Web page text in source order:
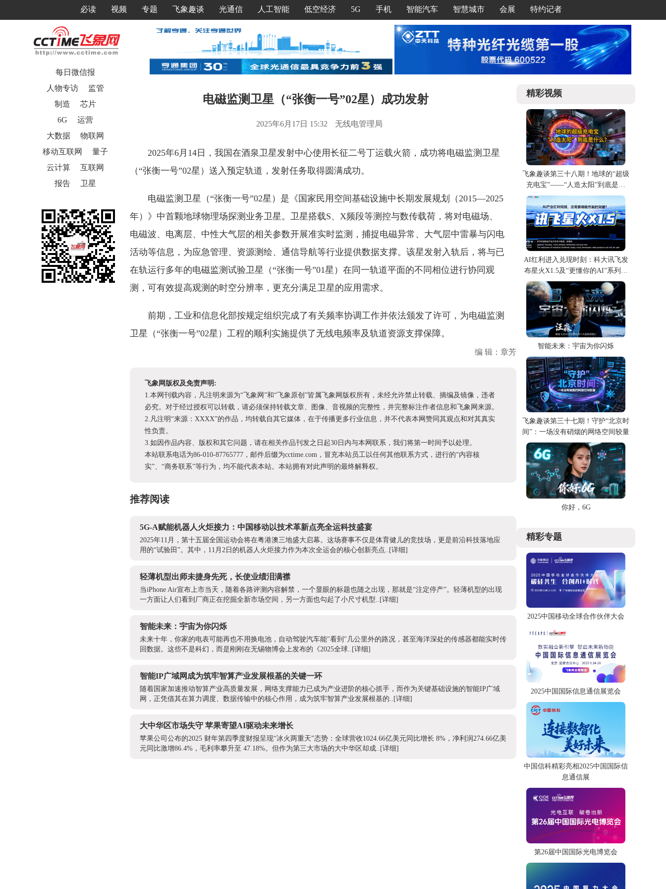
必读 视频 专题 飞象趣谈 光通信 人工智能 低空经济 5G 手机 智能汽车 智慧城市 会展 特约记者
每日微信报
人物专访
监管
制造
芯片
6G
运营
大数据
物联网
移动互联网
量子
云计算
互联网
报告
卫星
电磁监测卫星（“张衡一号”02星）成功发射
2025年6月17日 15:32 无线电管理局
2025年6月14日，我国在酒泉卫星发射中心使用长征二号丁运载火箭，成功将电磁监测卫星
（“张衡一号”02星）送入预定轨道，发射任务取得圆满成功。
电磁监测卫星（“张衡一号”02星）是《国家民用空间基础设施中长期发展规划（2015—2025
年）》中首颗地球物理场探测业务卫星。卫星搭载S、X频段等测控与数传载荷，将对电磁场、
电磁波、电离层、中性大气层的相关参数开展准实时监测，捕捉电磁异常、大气层中雷暴与闪电
活动等信息，为应急管理、资源测绘、通信导航等行业提供数据支撑。该星发射入轨后，将与已
在轨运行多年的电磁监测试验卫星（“张衡一号”01星）在同一轨道平面的不同相位进行协同观
测，可有效提高观测的时空分辨率，更充分满足卫星的应用需求。
前期，工业和信息化部按规定组织完成了有关频率协调工作并依法颁发了许可，为电磁监测
卫星（“张衡一号”02星）工程的顺利实施提供了无线电频率及轨道资源支撑保障。
编 辑：章芳
飞象网版权及免责声明:
1.本网刊载内容，凡注明来源为“飞象网”和“飞象原创”皆属飞象网版权所有，未经允许禁止转载、摘编及镜像，违者
必究。对于经过授权可以转载，请必须保持转载文章、图像、音视频的完整性，并完整标注作者信息和飞象网来源。
2.凡注明“来源：XXXX”的作品，均转载自其它媒体，在于传播更多行业信息，并不代表本网赞同其观点和对其真实
性负责。
3.如因作品内容、版权和其它问题，请在相关作品刊发之日起30日内与本网联系，我们将第一时间予以处理。
本站联系电话为86-010-87765777，邮件后缀为cctime.com，冒充本站员工以任何其他联系方式，进行的“内容核
实”、“商务联系”等行为，均不能代表本站。本站拥有对此声明的最终解释权。
推荐阅读
5G-A赋能机器人火炬接力：中国移动以技术革新点亮全运科技盛宴
2025年11月，第十五届全国运动会将在粤港澳三地盛大启幕。这场赛事不仅是体育健儿的竞技场，更是前沿科技落地应
用的“试验田”。其中，11月2日的机器人火炬接力作为本次全运会的核心创新亮点.. [详细]
轻薄机型出师未捷身先死，长使业绩泪满襟
当iPhone Air宣布上市当天，随着各路评测内容解禁，一个显眼的标题也随之出现，那就是“注定停产”。轻薄机型的出现
一方面让人们看到厂商正在挖掘全新市场空间，另一方面也勾起了小尺寸机型.. [详细]
智能未来：宇宙为你闪烁
未来十年，你家的电表可能再也不用换电池，自动驾驶汽车能"看到"几公里外的路况，甚至海洋深处的传感器都能实时传
回数据。这些不是科幻，而是刚刚在无锡物博会上发布的《2025全球.. [详细]
智能IP广域网成为筑牢智算产业发展根基的关键一环
随着国家加速推动智算产业高质量发展，网络支撑能力已成为产业进阶的核心抓手，而作为关键基础设施的智能IP广域
网，正凭借其在算力调度、数据传输中的核心作用，成为筑牢智算产业发展根基的.. [详细]
大中华区市场失守 苹果寄望AI驱动未来增长
苹果公司公布的2025 财年第四季度财报呈现“冰火两重天”态势：全球营收1024.66亿美元同比增长 8%，净利润274.66亿美
元同比激增86.4%，毛利率攀升至 47.18%。但作为第三大市场的大中华区却成.. [详细]
精彩视频
飞象趣谈第三十八期！地球的“超级
充电宝”——“人造太阳”到底是什
么？
AI红利进入兑现时刻：科大讯飞发
布星火X1.5及“更懂你的AI”系列产
品
智能未来：宇宙为你闪烁
飞象趣谈第三十七期！守护“北京时
间”：一场没有硝烟的网络空间较量
你好，6G
精彩专题
2025中国移动全球合作伙伴大会
2025中国国际信息通信展览会
中国信科精彩亮相2025中国国际信
息通信展
第26届中国国际光电博览会